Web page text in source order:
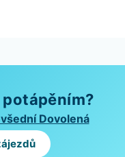
Dovolená